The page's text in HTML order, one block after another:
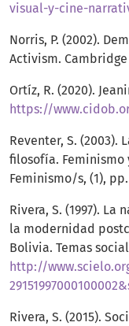
visual-y-cine-
Norris, P. (2002).
Activism.
Ortíz, R. (2020).
https://www.cidob.org/
Reventer, S. (2003).
filosofía.
Feminismo/s, (1),
Rivera, S. (1997).
la modernidad
Bolivia. Temas
http://
Rivera, S. (2015).